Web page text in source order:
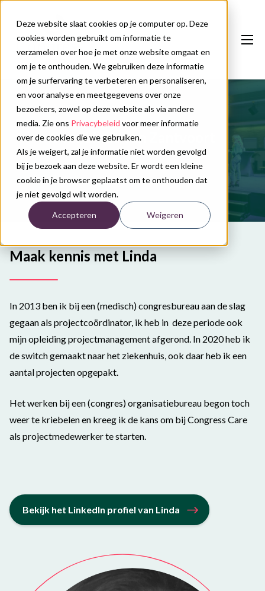
Deze website slaat cookies op je computer op. Deze
cookies worden gebruikt om informatie te
verzamelen over hoe je met onze website omgaat en
om je te onthouden. We gebruiken deze informatie
om je surfervaring te verbeteren en personaliseren,
en voor analyse en meetgegevens over onze
bezoekers, zowel op deze website als via andere
media. Zie ons Privacybeleid voor meer informatie
over de cookies die we gebruiken.
Als je weigert, zal je informatie niet worden gevolgd
bij je bezoek aan deze website. Er wordt een kleine
cookie in je browser geplaatst om te onthouden dat
je niet gevolgd wilt worden.
Accepteren Weigeren
Onze diensten
Congreskalender
Nieuws
Over ons
Contact
Plan uw congres
Over Linda van Zantvoort
Maak kennis met Linda
In 2013 ben ik bij een (medisch) congresbureau aan de slag
gegaan als projectcoördinator, ik heb in deze periode ook
mijn opleiding projectmanagement afgerond. In 2020 heb ik
de switch gemaakt naar het ziekenhuis, ook daar heb ik een
aantal projecten opgepakt.
Hetwerken bij een (congres) organisatiebureau begon toch
weer te kriebelen en kreeg ik de kans om bijCongress Care
als projectmedewerker te starten.
Bekijk het LinkedIn profiel van Linda